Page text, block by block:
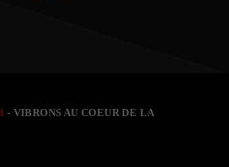
- VIBRONS AU COEUR DE LA